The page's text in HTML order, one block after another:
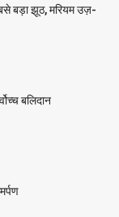
बड़ा झूठ, मरियम उज़-
बलिदान